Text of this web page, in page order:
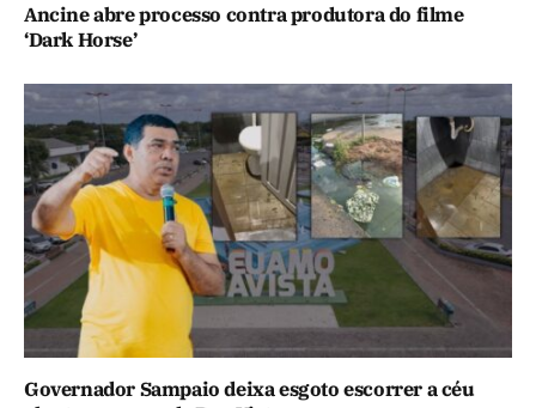
Ancine abre processo contra produtora do filme
‘Dark Horse’
Governador Sampaio deixa esgoto escorrer a céu